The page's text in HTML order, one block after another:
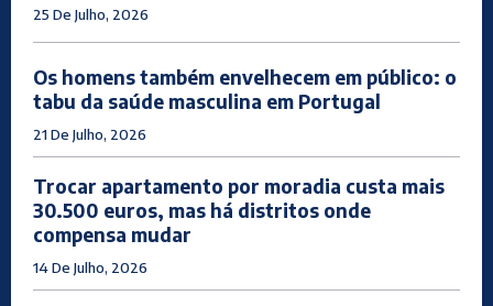
25 De Julho, 2026
Os homens também envelhecem em público: o
tabu da saúde masculina em Portugal
21 De Julho, 2026
Trocar apartamento por moradia custa mais
30.500 euros, mas há distritos onde
compensa mudar
14 De Julho, 2026